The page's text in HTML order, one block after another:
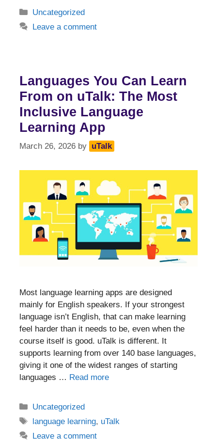
Categories
Uncategorized
Leave a comment
Languages You Can Learn
From on uTalk: The Most
Inclusive Language
Learning App
March 26, 2026 by uTalk
Most language learning apps are designed
mainly for English speakers. If your strongest
language isn’t English, that can make learning
feel harder than it needs to be, even when the
course itself is good. uTalk is different. It
supports learning from over 140 base languages,
giving it one of the widest ranges of starting
languages … Read more
Categories
Uncategorized
Tags
language learning, uTalk
Leave a comment